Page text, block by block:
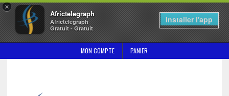
×
Africtelegraph
Africtelegraph
Gratuit - Gratuit
Installer l'app
MON COMPTE PANIER